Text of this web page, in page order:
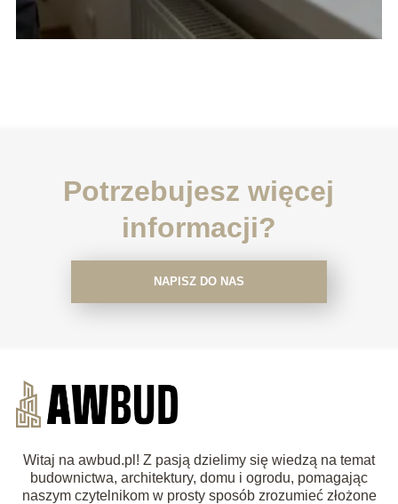
Potrzebujesz więcej
informacji?
NAPISZ DO NAS
Witaj na awbud.pl! Z pasją dzielimy się wiedzą na temat
budownictwa, architektury, domu i ogrodu, pomagając
naszym czytelnikom w prosty sposób zrozumieć złożone